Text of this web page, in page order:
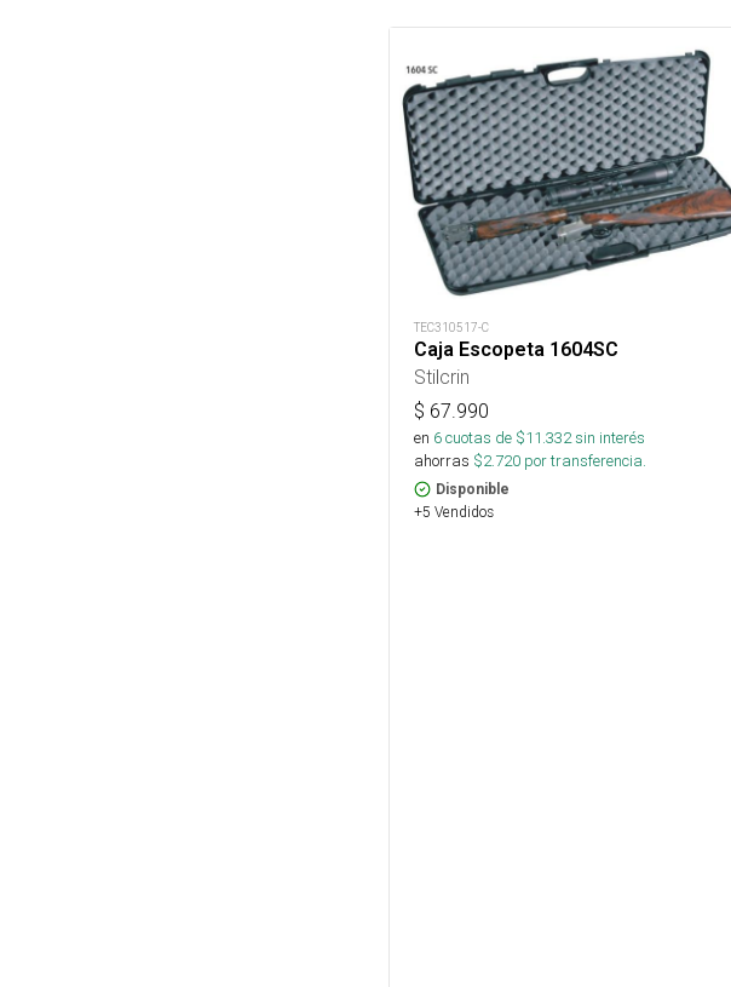
TEC310517-C
Caja Escopeta 1604SC
Stilcrin
$ 67.990
en 6cuotas de $11.332sin interés
ahorras $2.720 por transferencia.
Disponible
+5 Vendidos